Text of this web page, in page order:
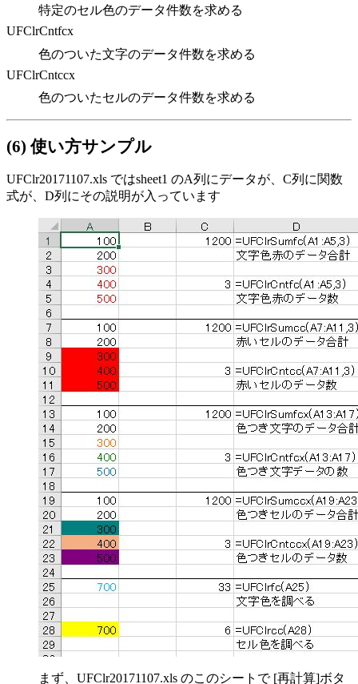
特定のセル色のデータ件数を求める
UFClrCntfcx
色のついた文字のデータ件数を求める
UFClrCntccx
色のついたセルのデータ件数を求める
(6) 使い方サンプル
UFClr20171107.xls ではsheet1 のA列にデータが、C列に関数
式が、D列にその説明が入っています
まず、UFClr20171107.xls のこのシートで [再計算]ボタ